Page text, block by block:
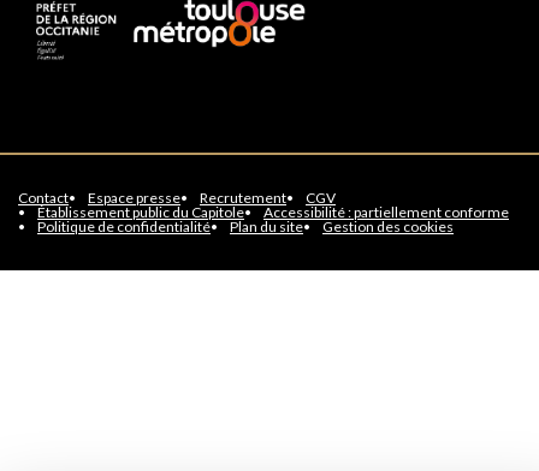
Contact Espace presse Recrutement
CGV
Établissement public du Capitole
Accessibilité : partiellement conforme
Politique de confidentialité
Plan du site Gestion des cookies